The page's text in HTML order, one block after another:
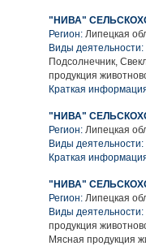
"НИВА"
Регион: Липецкая
Виды деятельности:
Подсолнечник,
продукция
Краткая
"НИВА"
Регион: Липецкая
Виды деятельности:
Краткая
"НИВА"
Регион: Липецкая
Виды деятельности:
продукция
Мясная продукция